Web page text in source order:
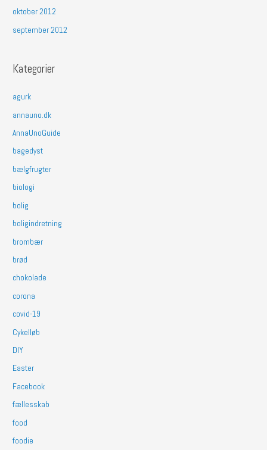
oktober 2012
september 2012
Kategorier
agurk
annauno.dk
AnnaUnoGuide
bagedyst
bælgfrugter
biologi
bolig
boligindretning
brombær
brød
chokolade
corona
covid-19
Cykelløb
DIY
Easter
Facebook
fællesskab
food
foodie